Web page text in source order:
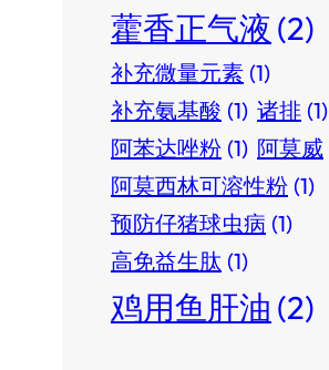
藿香正气液 (2)
补充微量元素 (1)
补充氨基酸 (1) 诸排 (1)
阿苯达唑粉 (1) 阿莫威
阿莫西林可溶性粉 (1)
预防仔猪球虫病 (1)
高免益生肽 (1)
鸡用鱼肝油 (2)